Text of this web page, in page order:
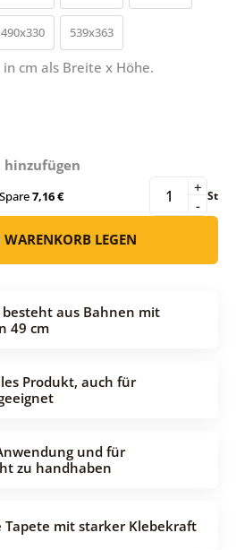
490x330 539x363
cm als Breite x Höhe.
hinzufügen
Spare7,16 € -
+ St
LEGEN
aus Bahnen mit
49 cm
Produkt, auch für
und für
zu handhaben
Tapete mit starker Klebekraft